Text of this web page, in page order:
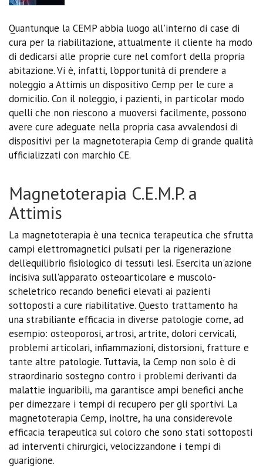
Quantunque la CEMP abbia luogo all'interno di case di
cura per la riabilitazione, attualmente il cliente ha modo
di dedicarsi alle proprie cure nel comfort della propria
abitazione. Vi è, infatti, l'opportunità di prendere a
noleggio a Attimis un dispositivo Cemp per le cure a
domicilio. Con il noleggio, i pazienti, in particolar modo
quelli che non riescono a muoversi facilmente, possono
avere cure adeguate nella propria casa avvalendosi di
dispositivi per la magnetoterapia Cemp di grande qualità
ufficializzati con marchio CE.
Magnetoterapia C.E.M.P. a
Attimis
La magnetoterapia è una tecnica terapeutica che sfrutta
campi elettromagnetici pulsati per la rigenerazione
dell’equilibrio fisiologico di tessuti lesi. Esercita un'azione
incisiva sull'apparato osteoarticolare e muscolo-
scheletrico recando benefici elevati ai pazienti
sottoposti a cure riabilitative. Questo trattamento ha
una strabiliante efficacia in diverse patologie come, ad
esempio: osteoporosi, artrosi, artrite, dolori cervicali,
problemi articolari, infiammazioni, distorsioni, fratture e
tante altre patologie. Tuttavia, la Cemp non solo è di
straordinario sostegno contro i problemi derivanti da
malattie inguaribili, ma garantisce ampi benefici anche
per dimezzare i tempi di recupero per gli sportivi. La
magnetoterapia Cemp, inoltre, ha una considerevole
efficacia terapeutica sul coloro che sono stati sottoposti
ad interventi chirurgici, velocizzandone i tempi di
guarigione.